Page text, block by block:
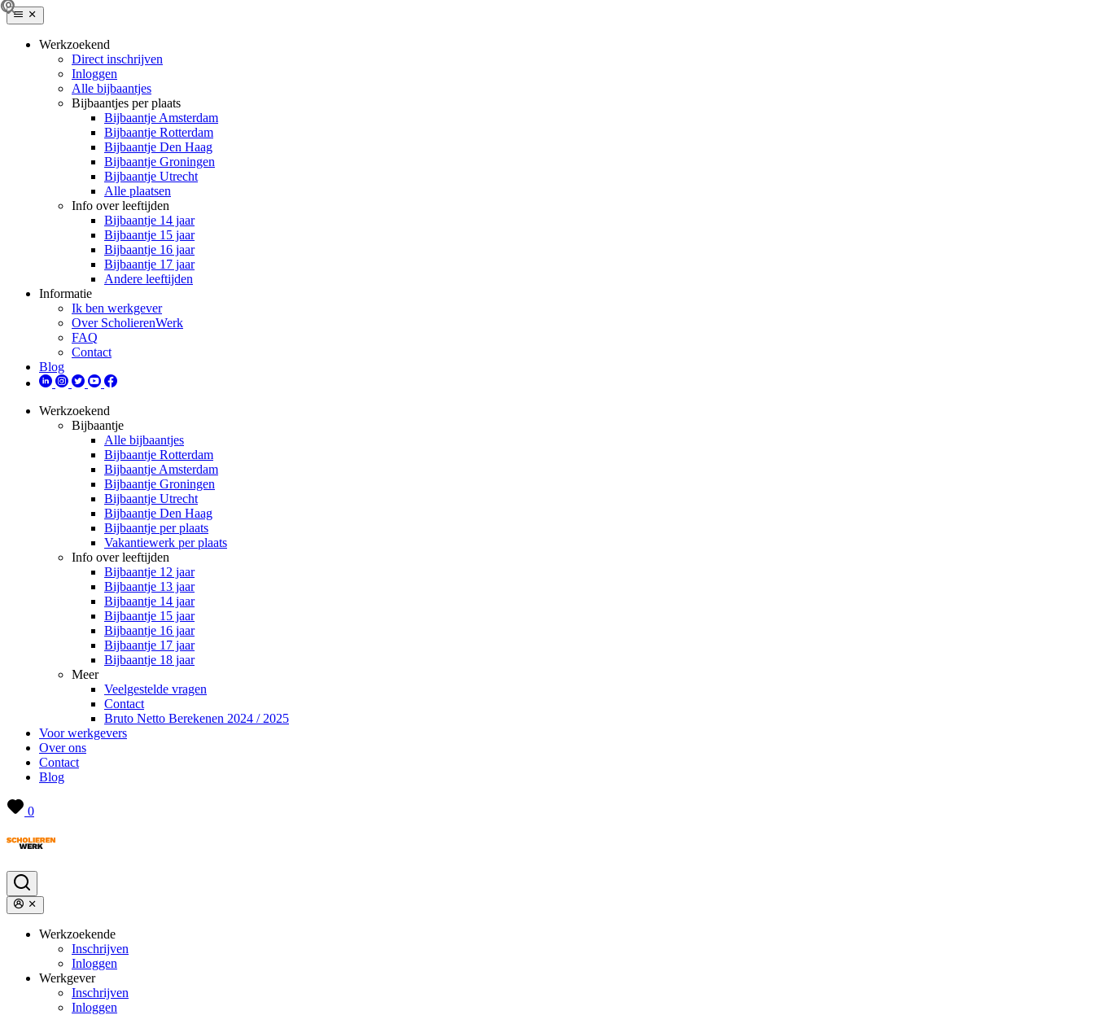
Werkzoekend
Direct inschrijven
Inloggen
Alle bijbaantjes
Bijbaantjes per plaats
Bijbaantje Amsterdam
Bijbaantje Rotterdam
Bijbaantje Den Haag
Bijbaantje Groningen
Bijbaantje Utrecht
Alle plaatsen
Info over leeftijden
Bijbaantje 14 jaar
Bijbaantje 15 jaar
Bijbaantje 16 jaar
Bijbaantje 17 jaar
Andere leeftijden
Informatie
Ik ben werkgever
Over ScholierenWerk
FAQ
Contact
Blog
Werkzoekend
Bijbaantje
Alle bijbaantjes
Bijbaantje Rotterdam
Bijbaantje Amsterdam
Bijbaantje Groningen
Bijbaantje Utrecht
Bijbaantje Den Haag
Bijbaantje per plaats
Vakantiewerk per plaats
Info over leeftijden
Bijbaantje 12 jaar
Bijbaantje 13 jaar
Bijbaantje 14 jaar
Bijbaantje 15 jaar
Bijbaantje 16 jaar
Bijbaantje 17 jaar
Bijbaantje 18 jaar
Meer
Veelgestelde vragen
Contact
Bruto Netto Berekenen 2024 / 2025
Voor werkgevers
Over ons
Contact
Blog
0
Werkzoekende
Inschrijven
Inloggen
Werkgever
Inschrijven
Inloggen